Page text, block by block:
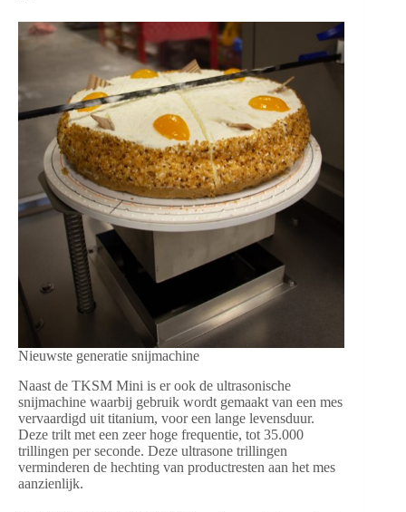
Nieuwste generatie snijmachine
Naast de TKSM Mini is er ook de ultrasonische
snijmachine waarbij gebruik wordt gemaakt van een mes
vervaardigd uit titanium, voor een lange levensduur.
Deze trilt met een zeer hoge frequentie, tot 35.000
trillingen per seconde. Deze ultrasone trillingen
verminderen de hechting van productresten aan het mes
aanzienlijk.